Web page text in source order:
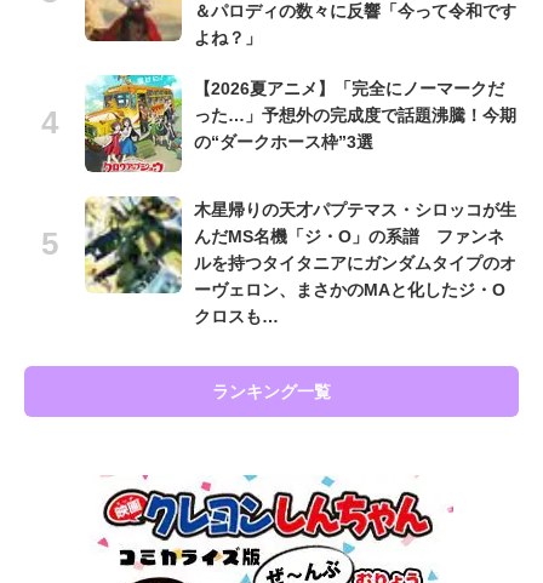
＆パロディの数々に反響「今って令和です
よね？」
【2026夏アニメ】「完全にノーマークだ
った…」予想外の完成度で話題沸騰！今期
の“ダークホース枠”3選
木星帰りの天才パプテマス・シロッコが生
んだMS名機「ジ・O」の系譜 ファンネ
ルを持つタイタニアにガンダムタイプのオ
ーヴェロン、まさかのMAと化したジ・O
クロスも…
ランキング一覧